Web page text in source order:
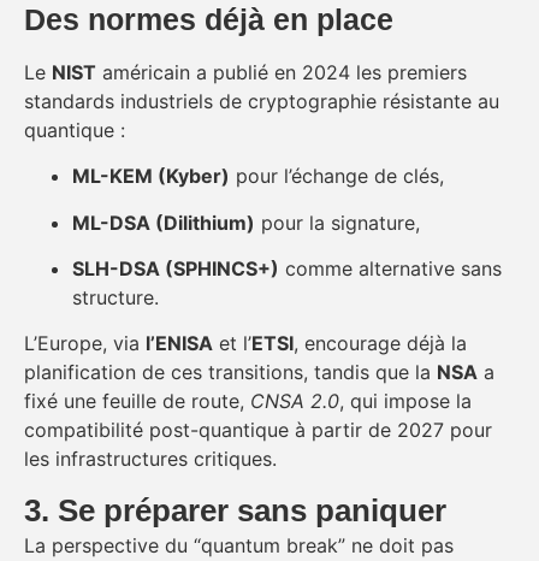
Des normes déjà en place
Le NIST américain a publié en 2024 les premiers
standards industriels de cryptographie résistante au
quantique :
ML-KEM (Kyber) pour l’échange de clés,
ML-DSA (Dilithium) pour la signature,
SLH-DSA (SPHINCS+) comme alternative sans
structure.
L’Europe, via l’ENISA et l’ETSI, encourage déjà la
planification de ces transitions, tandis que la NSA a
fixé une feuille de route, CNSA 2.0, qui impose la
compatibilité post-quantique à partir de 2027 pour
les infrastructures critiques.
3. Se préparer sans paniquer
La perspective du “quantum break” ne doit pas